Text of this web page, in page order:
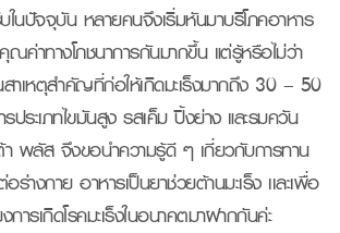
ในปัจจุบัน หลายคนจึงเริ่มหันมาบริโภคอาหาร
ณค่าทางโภชนาการกันมากขึ้น แต่รู้หรือไม่ว่า
าเหตุสำคัญที่ก่อให้เกิดมะเร็งมากถึง 30 – 50
รประเภทไขมันสูง รสเค็ม ปิ้งย่าง และรมควัน
พลัส จึงขอนำความรู้ดี ๆ เกี่ยวกับการทาน
ร่างกาย อาหารเป็นยาช่วยต้านมะเร็ง เเละเพื่อ
การเกิดโรคมะเร็งในอนาคตมาฝากกันค่ะ